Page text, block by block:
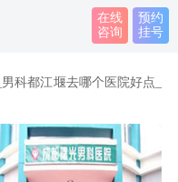
在线
咨询
预约
挂号
都江堰去哪个医院好点_